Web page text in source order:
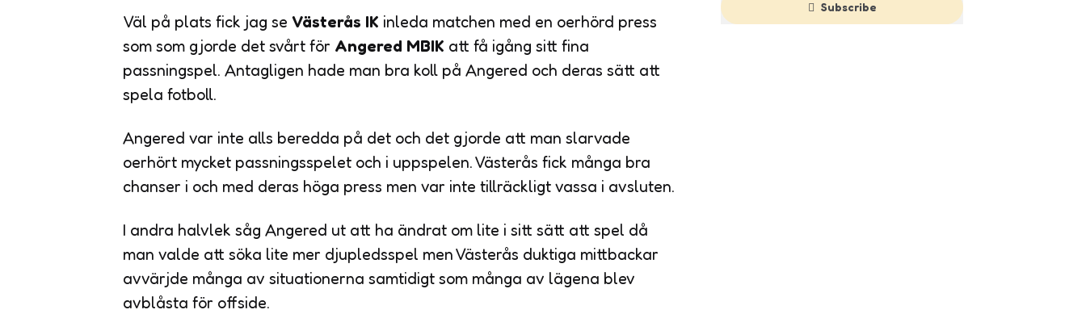
Väl på plats fick jag se Västerås IK inleda matchen med en oerhörd press
som som gjorde det svårt för Angered MBIK att få igång sitt fina
passningspel. Antagligen hade man bra koll på Angered och deras sätt att
spela fotboll.
Angered var inte alls beredda på det och det gjorde att man slarvade
oerhört mycket passningsspelet och i uppspelen. Västerås fick många bra
chanser i och med deras höga press men var inte tillräckligt vassa i avsluten.
I andra halvlek såg Angered ut att ha ändrat om lite i sitt sätt att spel då
man valde att söka lite mer djupledsspel men Västerås duktiga mittbackar
avvärjde många av situationerna samtidigt som många av lägena blev
avblåsta för offside.
Subscribe